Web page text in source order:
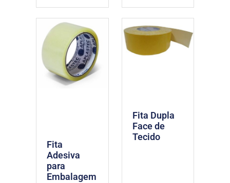
Fita
Adesiva
para
Embalagem
Fita Dupla
Face de
Tecido